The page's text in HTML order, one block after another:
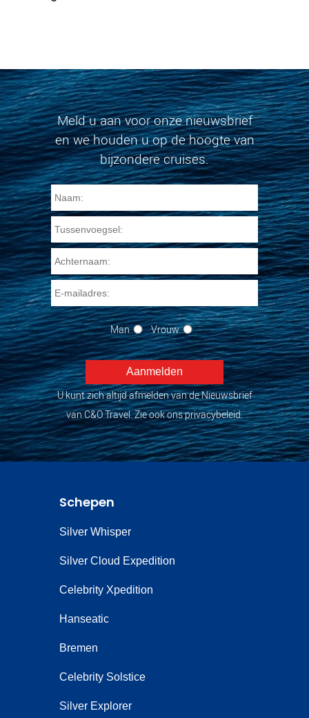
Meld u aan voor onze nieuwsbrief
en we houden u op de hoogte van
bijzondere cruises.
Man Vrouw
U kunt zich altijd afmelden van de Nieuwsbrief
van C&O Travel. Zie ook ons privacybeleid.
Schepen
Silver Whisper
Silver Cloud Expedition
Celebrity Xpedition
Hanseatic
Bremen
Celebrity Solstice
Silver Explorer